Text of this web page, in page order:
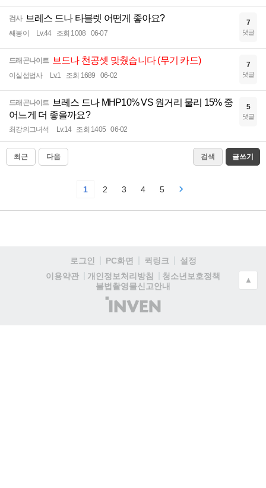
검사 브레스 드나 타블렛 어떤게 좋아요?
쌔봉이 Lv.44 조회 1008 06-07
7
댓글
드래곤나이트 브드나 천공셋 맞췄습니다 (무기 카드)
이실섭법사 Lv.1 조회 1689 06-02
7
댓글
드래곤나이트
브레스 드나 MHP10% VS 원거리 물리 15% 중
어느게 더 좋을까요?
최강의그녀석 Lv.14 조회 1405 06-02
5
댓글
최근 다음 검색 글쓰기
1 2 3 4 5
로그인 PC화면 퀵링크
설정
이용약관
개인정보처리방침
청소년보호정책
불법촬영물신고안내
(주)
인
▲